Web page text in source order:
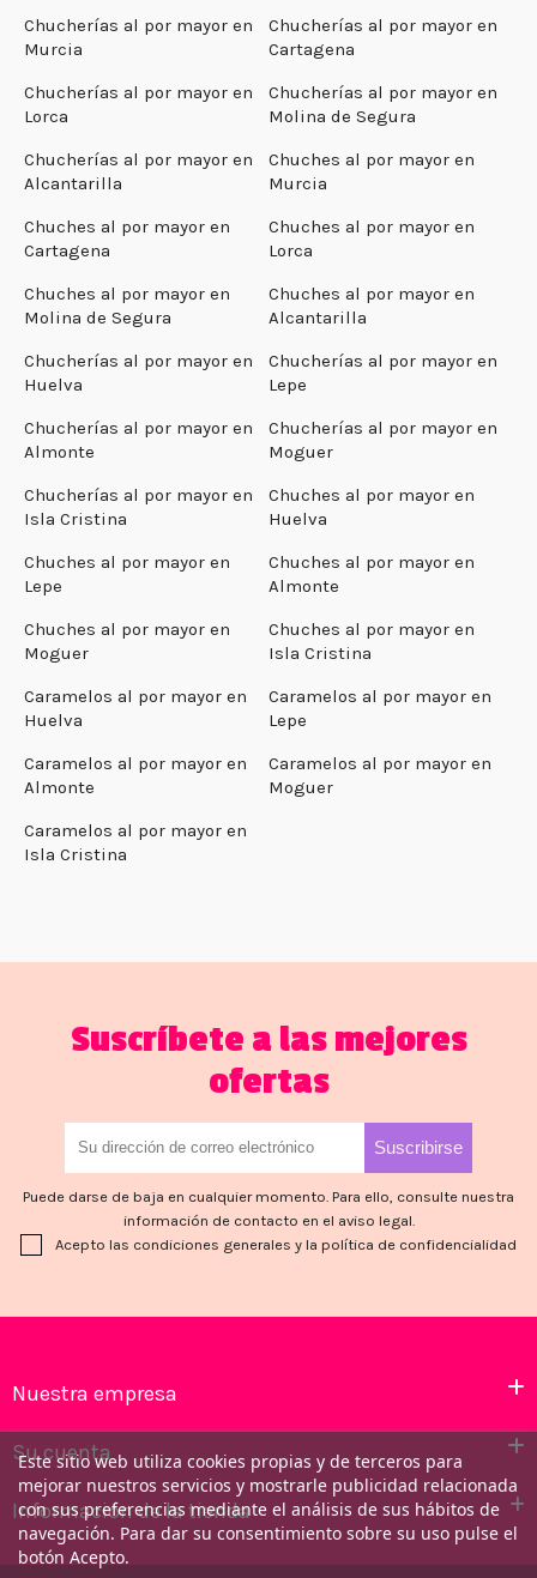
Chucherías al por mayor en
Murcia
Chucherías al por mayor en
Cartagena
Chucherías al por mayor en
Lorca
Chucherías al por mayor en
Molina de Segura
Chucherías al por mayor en
Alcantarilla
Chuches al por mayor en
Murcia
Chuches al por mayor en
Cartagena
Chuches al por mayor en
Lorca
Chuches al por mayor en
Molina de Segura
Chuches al por mayor en
Alcantarilla
Chucherías al por mayor en
Huelva
Chucherías al por mayor en
Lepe
Chucherías al por mayor en
Almonte
Chucherías al por mayor en
Moguer
Chucherías al por mayor en
Isla Cristina
Chuches al por mayor en
Huelva
Chuches al por mayor en
Lepe
Chuches al por mayor en
Almonte
Chuches al por mayor en
Moguer
Chuches al por mayor en
Isla Cristina
Caramelos al por mayor en
Huelva
Caramelos al por mayor en
Lepe
Caramelos al por mayor en
Almonte
Caramelos al por mayor en
Moguer
Caramelos al por mayor en
Isla Cristina
Suscríbete a las mejores
ofertas
Puede darse de baja en cualquier momento. Para ello, consulte nuestra
información de contacto en el aviso legal.
Acepto las condiciones generales y la política de confidencialidad
Nuestra empresa
Su cuenta
Información de la tienda
Este sitio web utiliza cookies propias y de terceros para
mejorar nuestros servicios y mostrarle publicidad relacionada
con sus preferencias mediante el análisis de sus hábitos de
navegación. Para dar su consentimiento sobre su uso pulse el
botón Acepto.